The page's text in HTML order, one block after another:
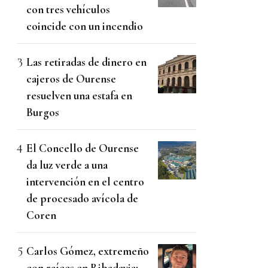
con tres vehículos
coincide con un incendio
Las retiradas de dinero en
cajeros de Ourense
resuelven una estafa en
Burgos
El Concello de Ourense
da luz verde a una
intervención en el centro
de procesado avícola de
Coren
Carlos Gómez, extremeño